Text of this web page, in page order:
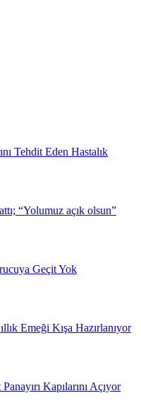
Tehdit Eden Hastalık
“Yolumuz açık olsun”
Geçit Yok
Emeği Kışa Hazırlanıyor
Kapılarını Açıyor